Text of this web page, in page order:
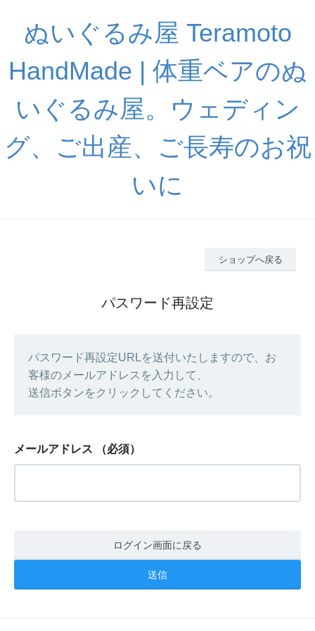
ぬいぐるみ屋 Teramoto
HandMade | 体重ベアのぬ
いぐるみ屋。ウェディン
グ、ご出産、ご長寿のお祝
いに
ショップへ戻る
パスワード再設定
パスワード再設定URLを送付いたしますので、お
客様のメールアドレスを入力して、
送信ボタンをクリックしてください。
メールアドレス （必須）
ログイン画面に戻る